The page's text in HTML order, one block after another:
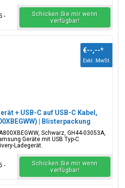
-
Schicken Sie mir wenn
verfügbar!
+ USB-C auf USB-C Kabel,
| Blisterpackung
Schwarz, GH44-03053A,
Geräte mit USB Typ-C
Ladegerät.
€--,--*
Exkl. MwSt.
-
Schicken Sie mir wenn
verfügbar!